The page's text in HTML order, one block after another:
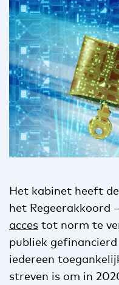
Het kabinet heeft
het Regeerakkoord
acces tot norm te
publiek
iedereen
streven is om in